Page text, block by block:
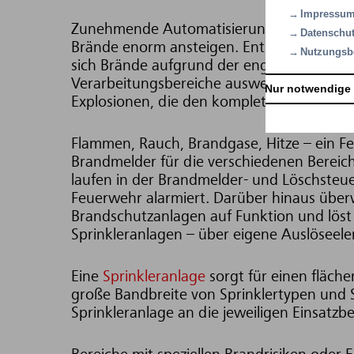
Impressum
Nur notwendige
Zunehmende Automatisierung und immer
Brände enorm ansteigen. Entstehen im
sich Brände aufgrund der engen
Verarbeitungsbereiche ausweiten. Die
Explosionen, die den kompletten
Flammen, Rauch, Brandgase, Hitze – ein
Brandmelder für die verschiedenen
laufen in der Brandmelder- und
Feuerwehr alarmiert. Darüber hinaus
Brandschutzanlagen auf Funktion und
Sprinkleranlagen – über eigene
Eine Sprinkleranlage sorgt für einen
große Bandbreite von Sprinklertypen und
Sprinkleranlage an die jeweiligen